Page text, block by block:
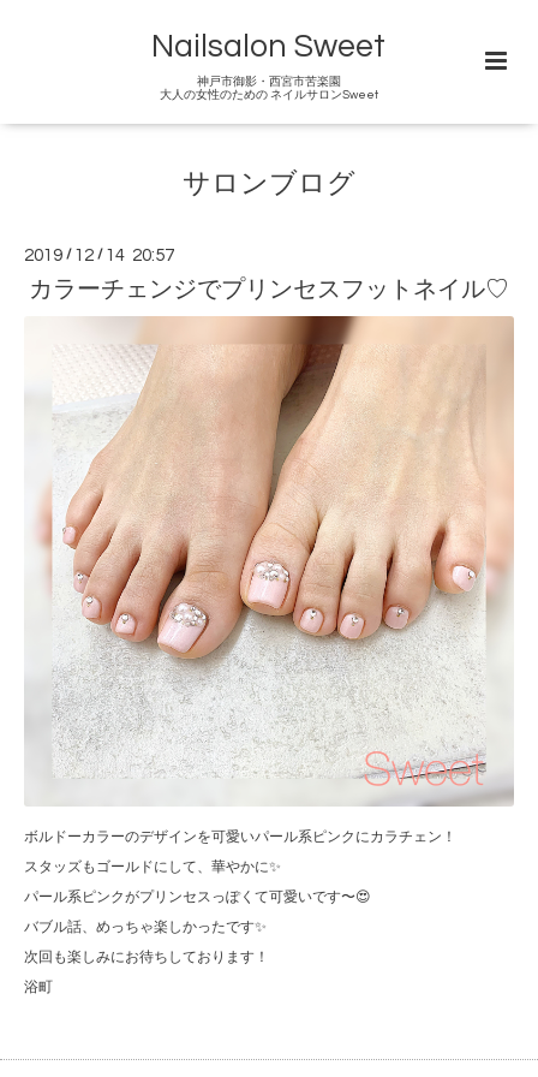
Nailsalon Sweet
神戸市御影・西宮市苦楽園
大人の女性のための ネイルサロンSweet
サロンブログ
2019 / 12 / 14 20:57
カラーチェンジでプリンセスフットネイル♡
ボルドーカラーのデザインを可愛いパール系ピンクにカラチェン！
スタッズもゴールドにして、華やかに✨
パール系ピンクがプリンセスっぽくて可愛いです〜😍
バブル話、めっちゃ楽しかったです✨
次回も楽しみにお待ちしております！
浴町